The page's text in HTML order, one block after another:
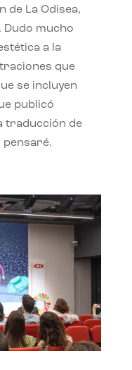
de La Odisea,
Dudo mucho
a la
que
se incluyen
publicó
traducción de
pensaré.